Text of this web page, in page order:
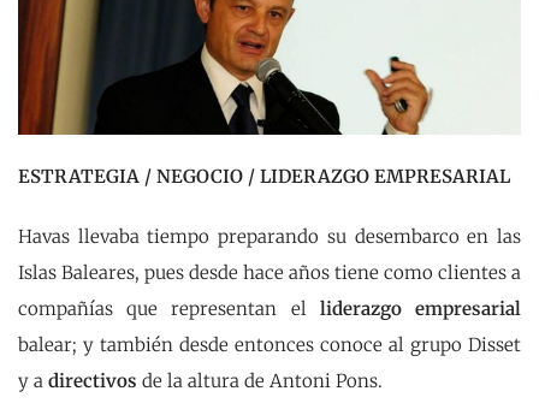
ESTRATEGIA / NEGOCIO / LIDERAZGO EMPRESARIAL
Havas llevaba tiempo preparando su desembarco en las
Islas Baleares, pues desde hace años tiene como clientes a
compañías que representan el liderazgo empresarial
balear; y también desde entonces conoce al grupo Disset
y a directivos de la altura de Antoni Pons.